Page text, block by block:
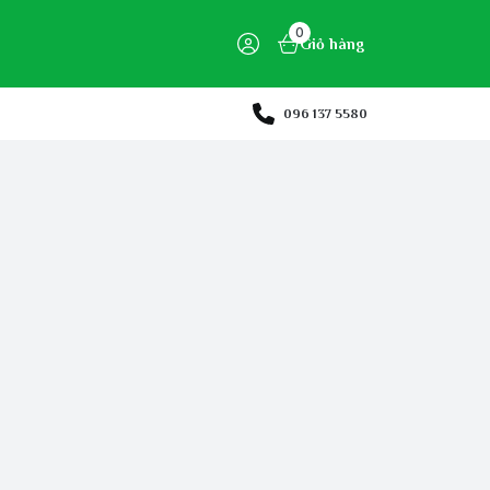
0
Giỏ hàng
096 137 5580